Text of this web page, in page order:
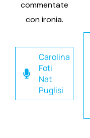
commentate
con ironia.
Carolina
Foti
Nat
Puglisi